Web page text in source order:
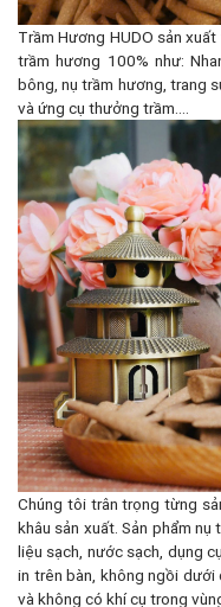
Trầm Hương HUDO sản
trầm hương 100% như:
bông, nụ trầm hương, trang
và ứng cụ thưởng trầm....
Chúng tôi trân trọng từng
khâu sản xuất. Sản phẩm
liệu sạch, nước sạch, dụng
in trên bàn, không ngồi
và không có khí cụ trong